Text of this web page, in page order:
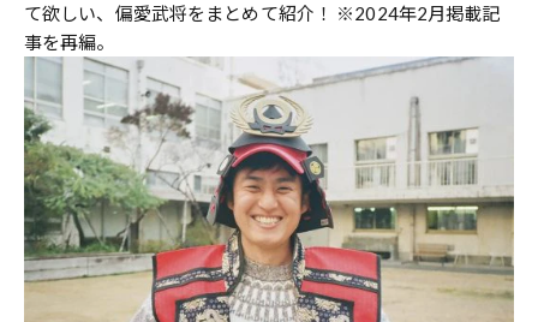
て欲しい、偏愛武将をまとめて紹介！ ※2024年2月掲載記
事を再編。